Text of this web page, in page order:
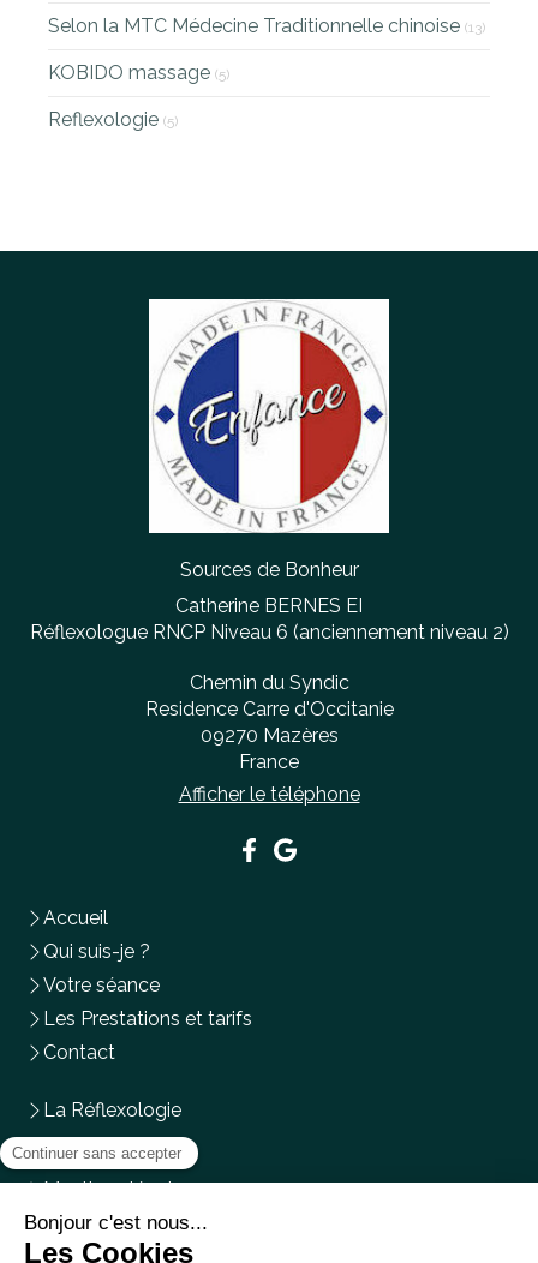
Selon la MTC Médecine Traditionnelle chinoise (13)
KOBIDO massage (5)
Reflexologie (5)
Sources de Bonheur
Catherine BERNES EI
Réflexologue RNCP Niveau 6 (anciennement niveau 2)
Chemin du Syndic
Residence Carre d'Occitanie
09270 Mazères
France
Afficher le téléphone
Accueil
Qui suis-je ?
Votre séance
Les Prestations et tarifs
Contact
La Réflexologie
Plan du site
Mentions légales
DuLundiau Mercredi